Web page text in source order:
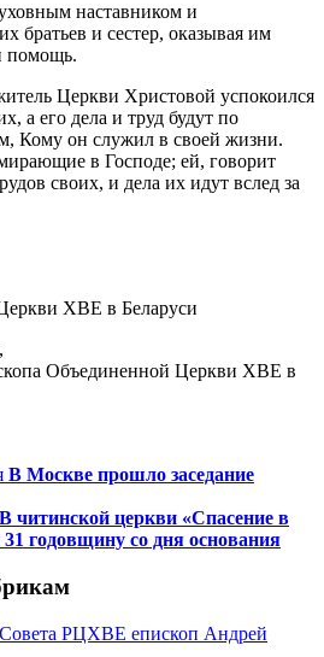
наставником и
братьев и сестер, оказывая им
помощь.
Церкви Христовой успокоился
а его дела и труд будут по
Кому он служил в своей жизни.
в Господе; ей, говорит
своих, и дела их идут вслед за
ХВЕ в Беларуси
Объединенной Церкви ХВЕ в
В Москве прошло заседание
В читинской церкви «Спасение в
годовщину со дня основания